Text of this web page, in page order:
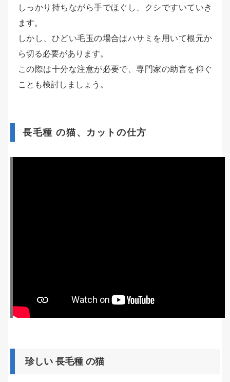
しっかり持ちながら手でほぐし、クシですいていき
ます。
しかし、ひどい毛玉の場合はハサミを用いて根元か
ら切る必要があります。
この際は十分な注意が必要で、専門家の助言を仰ぐ
ことも検討しましょう。
長毛種 の猫、カットの仕方
珍しい 長毛種 の猫